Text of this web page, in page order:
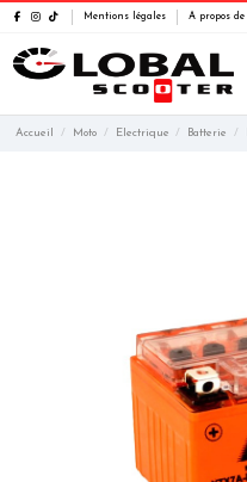
Mentions légales A propos de
Accueil Moto Electrique Batterie